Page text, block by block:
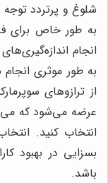
شلوغ و پرتردد توجه
به طور خاص برای
انجام
به طور موثری
از ترازوهای
عرضه می‌شود که
انتخاب کنید.
بسزایی در بهبود
باشد.